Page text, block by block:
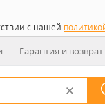
с нашей
Гарантия и возврат